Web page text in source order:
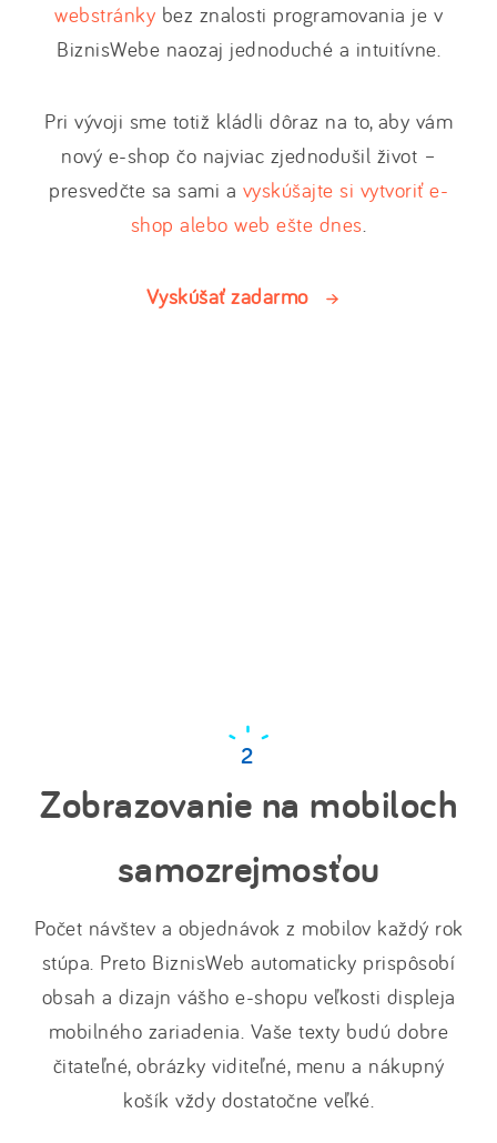
webstránky bez znalosti programovania je v
BiznisWebe naozaj jednoduché a intuitívne.
Pri vývoji sme totiž kládli dôraz na to, aby vám
nový e-shop čo najviac zjednodušil život –
presvedčte sa sami a vyskúšajte si vytvoriť e-
shop alebo web ešte dnes.
Vyskúšať zadarmo
Zobrazovanie na mobiloch
samozrejmosťou
Počet návštev a objednávok z mobilov každý rok
stúpa. Preto BiznisWeb automaticky prispôsobí
obsah a dizajn vášho e-shopu veľkosti displeja
mobilného zariadenia. Vaše texty budú dobre
čitateľné, obrázky viditeľné, menu a nákupný
košík vždy dostatočne veľké.